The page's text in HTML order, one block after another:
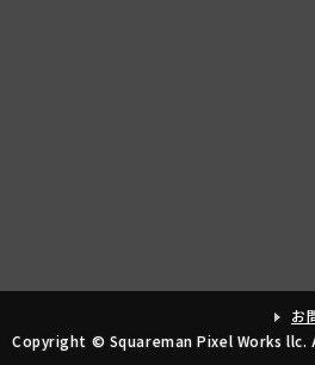
お
Copyright © Squareman Pixel Works llc.